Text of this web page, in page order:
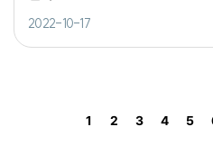
2022-10-17
1
페이지
2
페이지
3
페이지
4
페이지
5
페이